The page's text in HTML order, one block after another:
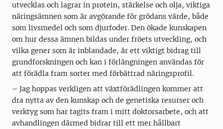
utvecklas och lagrar in protein, stärkelse och olja, viktiga
näringsämnen som är avgörande för grödans värde, både
som livsmedel och som djurfoder. Den ökade kunskapen
om hur dessa ämnen bildas under fröets utveckling, och
vilka gener som är inblandade, är ett viktigt bidrag till
grundforskningen och kan i förlängningen användas för
att förädla fram sorter med förbättrad näringsprofil.
– Jag hoppas verkligen att växtförädlingen kommer att
dra nytta av den kunskap och de genetiska resurser och
verktyg som har tagits fram i mitt doktorsarbete, och att
avhandlingen därmed bidrar till ett mer hållbart